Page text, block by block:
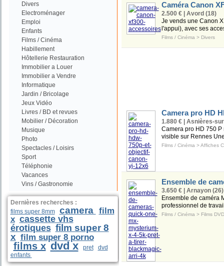
Divers
Electroménager
Emploi
Enfants
Films / Cinéma
Habillement
Hôtellerie Restauration
Immobilier a Louer
Immobilier a Vendre
Informatique
Jardin / Bricolage
Jeux Vidéo
Livres / BD et revues
Mobilier / Décoration
Musique
Photo
Spectacles / Loisirs
Sport
Téléphonie
Vacances
Vins / Gastronomie
Dernières recherches :
films super 8mm
camera film
x cassette vhs
érotiques film super 8
x film super 8 porno
films x dvd x pret
dvd
enfants
Caméra Canon
2.500 € | Avord (18)
Je vends une Canon
l'appui), avec ses
Films / Cinéma > Divers
Camera pro HD
1.880 € | Asnières-
Camera pro HD 750
visible sur Rennes
Films / Cinéma >Affiches
Ensemble de
3.650 € | Arnayon (26)
Ensemble de caméra
professionnel de
Films / Cinéma > Films DVD